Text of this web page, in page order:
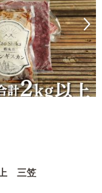
上 三笠